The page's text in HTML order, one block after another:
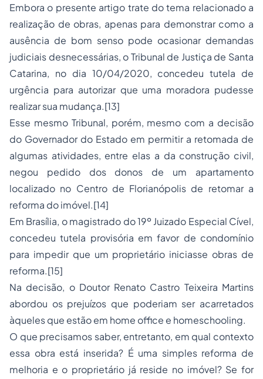
Embora o presente artigo trate do tema relacionado a
realização de obras, apenas para demonstrar como a
ausência de bom senso pode ocasionar demandas
judiciais desnecessárias, o Tribunal de Justiça de Santa
Catarina, no dia 10/04/2020, concedeu tutela de
urgência para autorizar que uma moradora pudesse
realizar sua mudança.[13]
Esse mesmo Tribunal, porém, mesmo com a decisão
do Governador do Estado em permitir a retomada de
algumas atividades, entre elas a da construção civil,
negou pedido dos donos de um apartamento
localizado no Centro de Florianópolis de retomar a
reforma do imóvel.[14]
Em Brasília, o magistrado do 19º Juizado Especial Cível,
concedeu tutela provisória em favor de condomínio
para impedir que um proprietário iniciasse obras de
reforma.[15]
Na decisão, o Doutor Renato Castro Teixeira Martins
abordou os prejuízos que poderiam ser acarretados
àqueles que estão em home office e homeschooling.
O que precisamos saber, entretanto, em qual contexto
essa obra está inserida? É uma simples reforma de
melhoria e o proprietário já reside no imóvel? Se for